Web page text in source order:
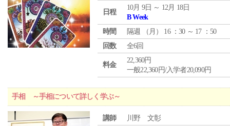
日程
10月 9日 ～ 12月 18日
B Week
時間
隔週 （ 月 ） 16 ：30 ～ 17 ：50
回数
全6回
料金
22,360円
一般22,360円/入学者20,090円
手相 ～手相について詳しく学ぶ～
講師 川野 文彰